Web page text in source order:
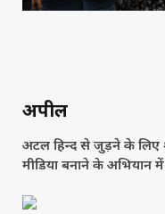
अपील
अटल हिन्द से जुड़ने के लिए
मीडिया बनाने के अभियान